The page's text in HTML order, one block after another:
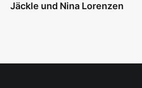
Jäckle und Nina Lorenzen